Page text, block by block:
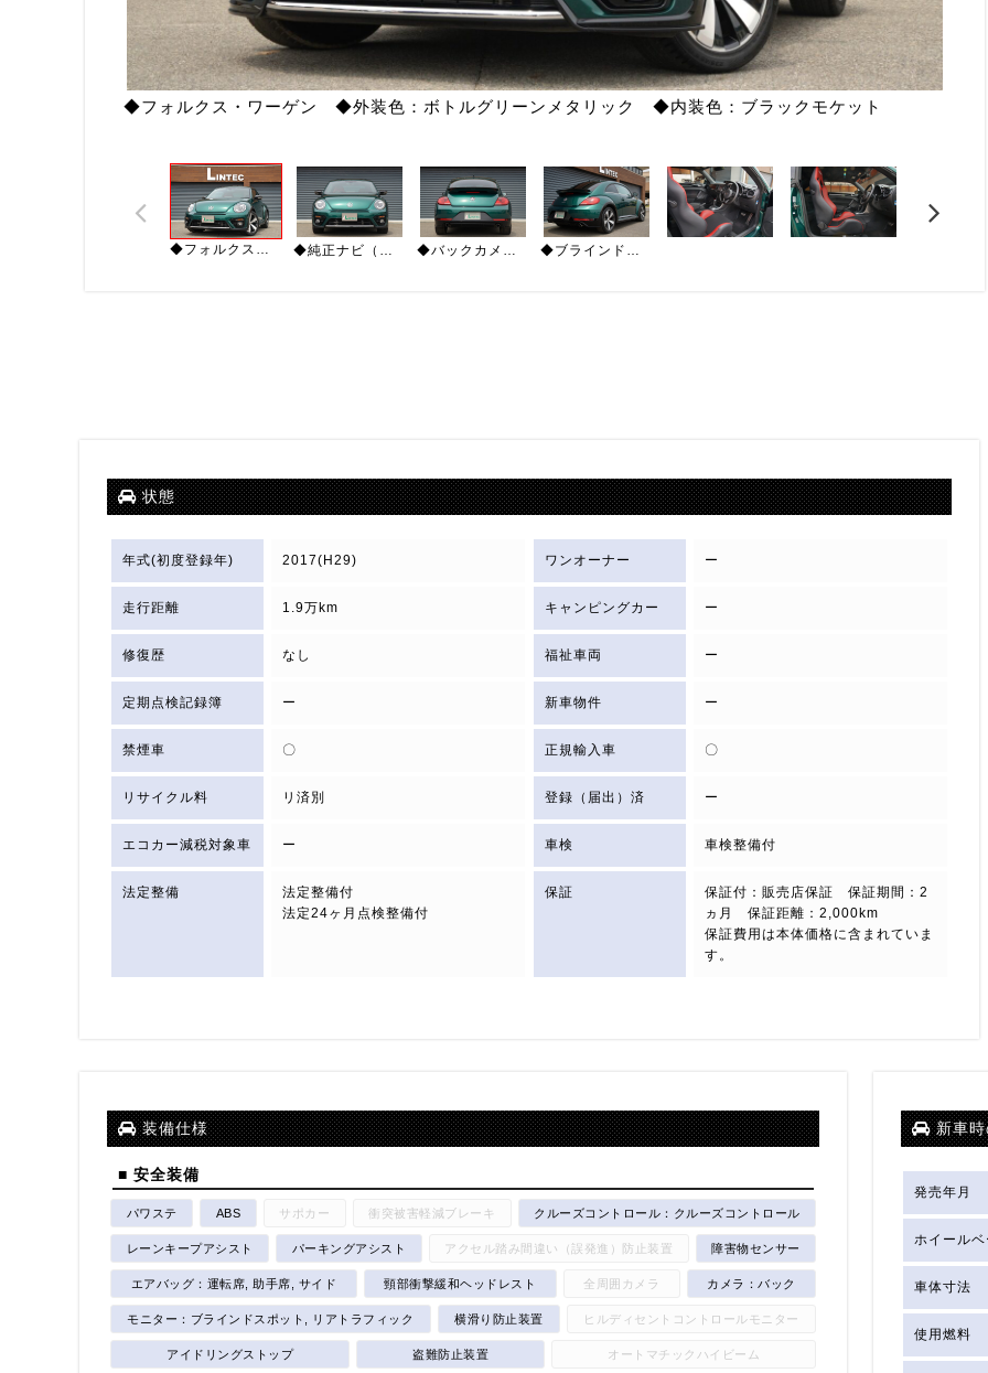
◆フォルクス・ワーゲン ◆外装色：ボトルグリーンメタリック ◆内装色：ブラックモケット
◆フォルクス・ワーゲン ◆外装色：ボトルグリーンメタリック ◆内装色：ブラックモケット ◆純正ナビ（地デジ ＣＤ ＤＶＤ ラジオ Ｂｌｕｅｔｏｏｔｈ） ◆電動格納ミラー ◆パークセンサー ◆バックカメラ ◆赤レカロシート（セミバケ） ◆三連メーター（オイル クロック ターボ圧）◆レールトラフィック ◆ブラインドスポットアシスト ◆ドライバーアラート ◆ＥＴＣ ◆禁煙車
状態
年式(初度登録年) 2017(H29) ワンオーナー ー
走行距離 1.9万km キャンピングカー ー
修復歴 なし 福祉車両 ー
定期点検記録簿 ー 新車物件 ー
禁煙車 〇 正規輸入車 〇
リサイクル料 リ済別 登録（届出）済 ー
エコカー減税対象車 ー 車検 車検整備付
法定整備
法定整備付
法定24ヶ月点検整備付
保証
保証付：販売店保証 保証期間：2
ヵ月 保証距離：2,000km
保証費用は本体価格に含まれていま
す。
装備仕様
■ 安全装備
パワステ ABS サポカー 衝突被害軽減ブレーキ クルーズコントロール：クルーズコントロール
レーンキープアシスト パーキングアシスト アクセル踏み間違い（誤発進）防止装置 障害物センサー
エアバッグ：運転席, 助手席, サイド 頸部衝撃緩和ヘッドレスト 全周囲カメラ カメラ：バック
モニター：ブラインドスポット, リアトラフィック 横滑り防止装置 ヒルディセントコントロールモニター
アイドリングストップ 盗難防止装置 オートマチックハイビーム
新車時
発売年月
ホイール
車体寸法
使用燃料